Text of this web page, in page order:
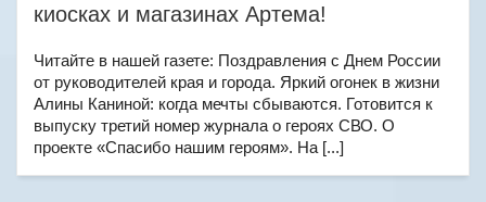
киосках и магазинах Артема!
Читайте в нашей газете: Поздравления с Днем России
от руководителей края и города. Яркий огонек в жизни
Алины Каниной: когда мечты сбываются. Готовится к
выпуску третий номер журнала о героях СВО. О
проекте «Спасибо нашим героям». На [...]